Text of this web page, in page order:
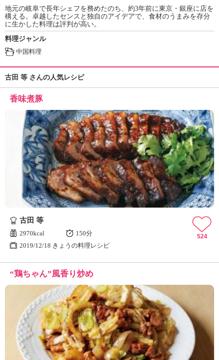
ナ
ル
「
の
料
理
」
地元の岐阜で長年シェフを務めたのち、約3年前に東京・銀座に店を
構える。卓越したセンスと独自のアイデアで、食材のうまみを存分
に生かした料理は評判が高い。
料理ジャンル
中国料理
古田 等 さんの人気レシピ
香味煮豚
古田 等
2970kcal
150分
2019/12/18 きょうの料理レシピ
524
“鶏ちゃん”風香り炒め